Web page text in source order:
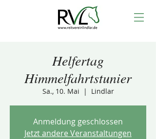
Helfertag
Himmelfahrtstunier
Sa., 10. Mai
  |
Lindlar
Anmeldung geschlossen
Jetzt andere Veranstaltungen